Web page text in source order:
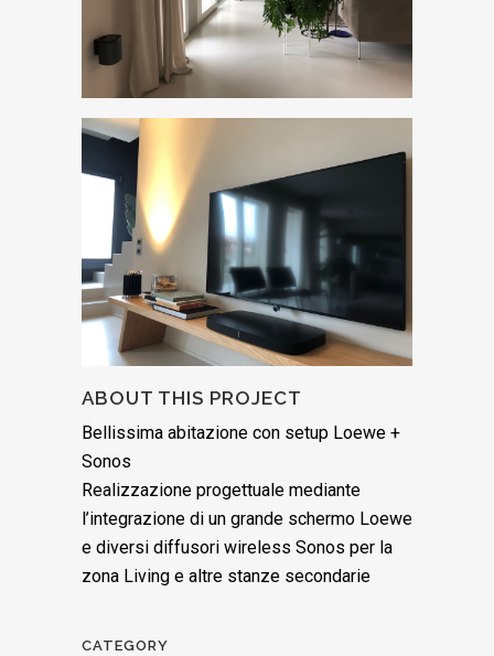
ABOUT THIS PROJECT
Bellissima abitazione con setup Loewe +
Sonos
Realizzazione progettuale mediante
l’integrazione di un grande schermo Loewe
e diversi diffusori wireless Sonos per la
zona Living e altre stanze secondarie
CATEGORY